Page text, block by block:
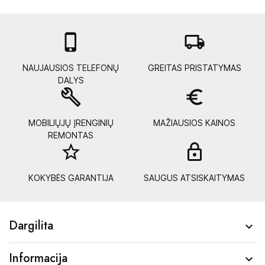

NAUJAUSIOS TELEFONŲ
DALYS
local_shipping
GREITAS PRISTATYMAS
build
MOBILIŲJŲ ĮRENGINIŲ
REMONTAS
euro_symbol
MAŽIAUSIOS KAINOS
star_border
KOKYBĖS GARANTIJA SAUGUS ATSISKAITYMAS
Dargilita 
Informacija 